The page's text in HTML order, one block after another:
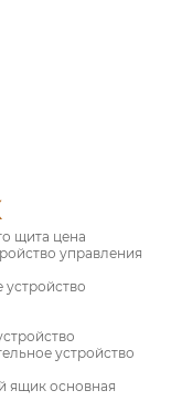
щита цена
управления
устройство
устройство
ящик основная